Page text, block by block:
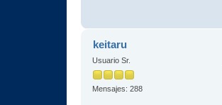
keitaru
Usuario Sr.
Mensajes: 288